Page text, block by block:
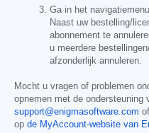
Ga in het
Naast uw bestelling/
abonnement te
u meerdere
afzonderlijk annuleren.
Mocht u vragen of problemen
opnemen met de
support@enigmasoftware.com
op de MyAccount-website van